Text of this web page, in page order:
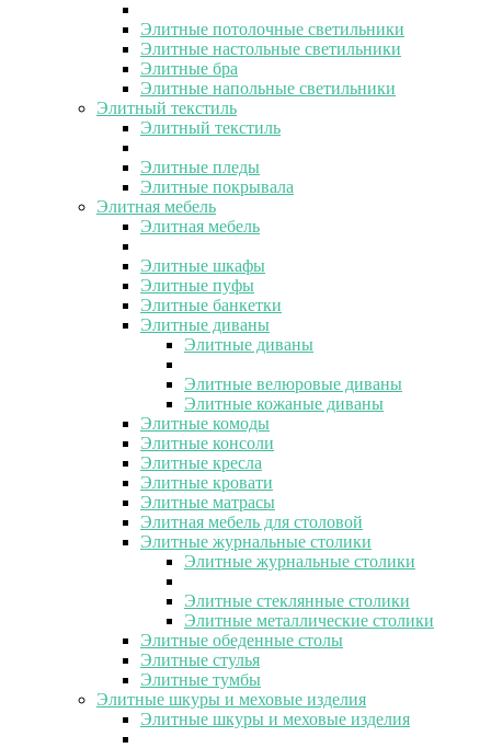
Элитные потолочные светильники
Элитные настольные светильники
Элитные бра
Элитные напольные светильники
Элитный текстиль
Элитный текстиль
Элитные пледы
Элитные покрывала
Элитная мебель
Элитная мебель
Элитные шкафы
Элитные пуфы
Элитные банкетки
Элитные диваны
Элитные диваны
Элитные велюровые диваны
Элитные кожаные диваны
Элитные комоды
Элитные консоли
Элитные кресла
Элитные кровати
Элитные матрасы
Элитная мебель для столовой
Элитные журнальные столики
Элитные журнальные столики
Элитные стеклянные столики
Элитные металлические столики
Элитные обеденные столы
Элитные стулья
Элитные тумбы
Элитные шкуры и меховые изделия
Элитные шкуры и меховые изделия